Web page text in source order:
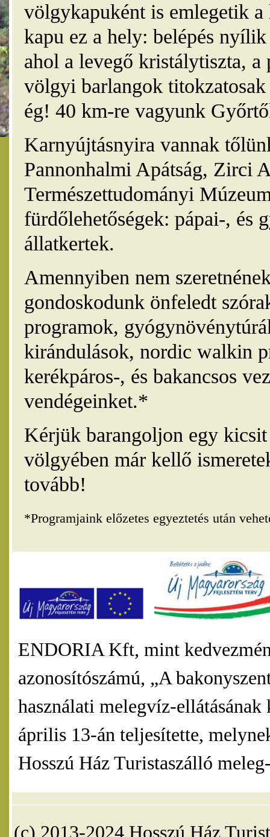
völgykapuként is emlegetik
kapu ez a hely: belépés
ahol a levegő kristálytiszta, a
völgyi barlangok
ég! 40 km-re vagyunk
Karnyújtásnyira vannak
Pannonhalmi Apátság, Zirci
Természettudományi
fürdőlehetőségek: pápai-, és
állatkertek.
Amennyiben nem
gondoskodunk önfeledt
programok,
kirándulások, nordic walkin
kerékpáros-, és bakancsos
vendégeinket.*
Kérjük barangoljon egy
völgyében már kellő
tovább!
*Programjaink előzetes egyeztetés után
ENDORIA Kft, mint
azonosítószámú, „A
használati melegvíz-
április 13-án teljesítette,
Hosszú Ház Turistaszálló
(c) 2013-2024 Hosszú Ház